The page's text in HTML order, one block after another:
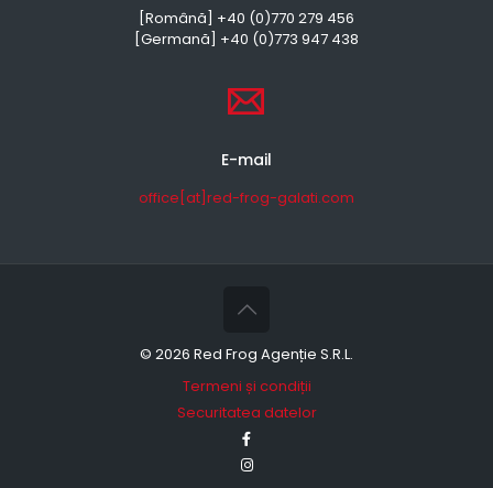
[Română] +40 (0)770 279 456
[Germană] +40 (0)773 947 438
E-mail
office[at]red-frog-galati.com
© 2026 Red Frog Agenție S.R.L.
Termeni și condiții
Securitatea datelor